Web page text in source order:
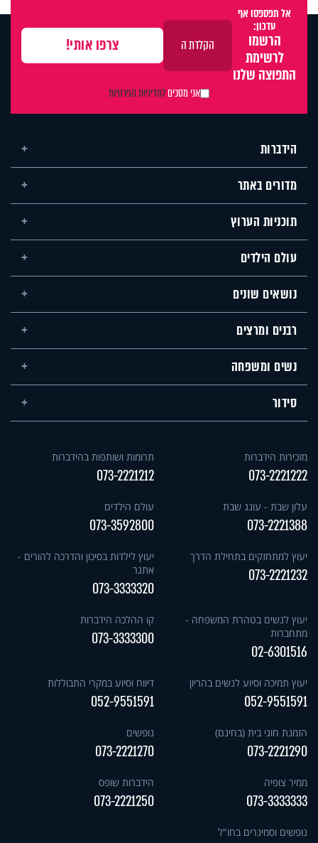
אל תפספסו אף
עדכון:
הרשמו
לרשימת
התפוצה שלנו
אני מסכיםלמדיניות הפרטיות
הידברות
מדורים באתר
תוכניות הערוץ
עולם הילדים
נושאים שונים
רבנים ומרצים
נשים ומשפחה
סידור
מזכירות הידברות
073-2221222
תרומות ושותפות בהידברות
073-2221212
עלון שבת - עונג שבת
073-2221388
עולם הילדים
073-3592800
יעוץ למתחזקים בתחילת הדרך
073-2221232
יעוץ לילדות בסיכון והדרכה להורים -
אתגר
073-3333320
יעוץ לנשים בטהרת המשפחה -
מתחברות
02-6301516
קו ההלכה הידברות
073-3333300
יעוץ תמיכה וסיוע לנשים בהריון
052-9551591
דיווח וסיוע במקרי התבוללות
052-9551591
הזמנת חוגי בית (בחינם)
073-2221290
נופשים
073-2221270
ממיר צופיה
073-3333333
הידברות שופס
073-2221250
נופשים וסמינרים בחו"ל